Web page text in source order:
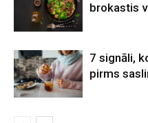
brokastis
7 signāli,
pirms